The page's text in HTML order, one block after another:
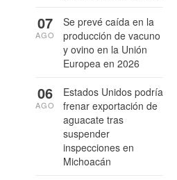
Se prevé caída en la
producción de vacuno
y ovino en la Unión
Europea en 2026
07
AGO
Estados Unidos podría
frenar exportación de
aguacate tras
suspender
inspecciones en
Michoacán
06
AGO